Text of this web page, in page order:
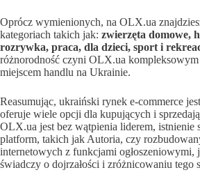
Oprócz wymienionych, na OLX.ua
kategoriach takich jak: zwierzęta domowe,
rozrywka, praca, dla dzieci, sport i
różnorodność czyni OLX.ua
miejscem handlu na Ukrainie.
Reasumując, ukraiński rynek e-commerce
oferuje wiele opcji dla kupujących i
OLX.ua jest bez wątpienia liderem, istnienie
platform, takich jak Autoria, czy
internetowych z funkcjami ogłoszeniowymi,
świadczy o dojrzałości i zróżnicowaniu tego